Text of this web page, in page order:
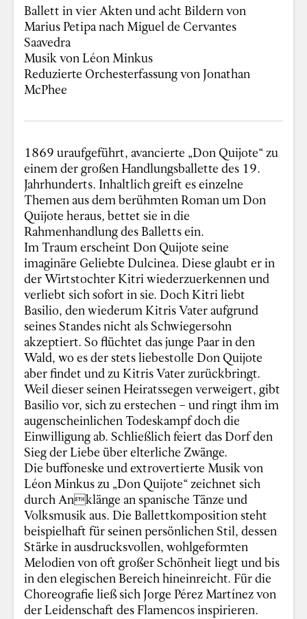
Ballett in vier Akten und acht Bildern von
Marius Petipa nach Miguel de Cervantes
Saavedra
Musik von Léon Minkus
Reduzierte Orchesterfassung von Jonathan
McPhee
1869 uraufgeführt, avancierte „Don Quijote“ zu
einem der großen Handlungsballette des 19.
Jahrhunderts. Inhaltlich greift es einzelne
Themen aus dem berühmten Roman um Don
Quijote heraus, bettet sie in die
Rahmenhandlung des Balletts ein.
Im Traum erscheint Don Quijote seine
imaginäre Geliebte Dulcinea. Diese glaubt er in
der Wirtstochter Kitri wiederzuerkennen und
verliebt sich sofort in sie. Doch Kitri liebt
Basilio, den wiederum Kitris Vater aufgrund
seines Standes nicht als Schwiegersohn
akzeptiert. So flüchtet das junge Paar in den
Wald, wo es der stets liebestolle Don Quijote
aber findet und zu Kitris Vater zurückbringt.
Weil dieser seinen Heiratssegen verweigert, gibt
Basilio vor, sich zu erstechen – und ringt ihm im
augenscheinlichen Todeskampf doch die
Einwilligung ab. Schließlich feiert das Dorf den
Sieg der Liebe über elterliche Zwänge.
Die buffoneske und extrovertierte Musik von
Léon Minkus zu „Don Quijote“ zeichnet sich
durch Anklänge an spanische Tänze und
Volksmusik aus. Die Ballettkomposition steht
beispielhaft für seinen persönlichen Stil, dessen
Stärke in ausdrucksvollen, wohlgeformten
Melodien von oft großer Schönheit liegt und bis
in den elegischen Bereich hineinreicht. Für die
Choreografie ließ sich Jorge Pérez Martínez von
der Leidenschaft des Flamencos inspirieren.